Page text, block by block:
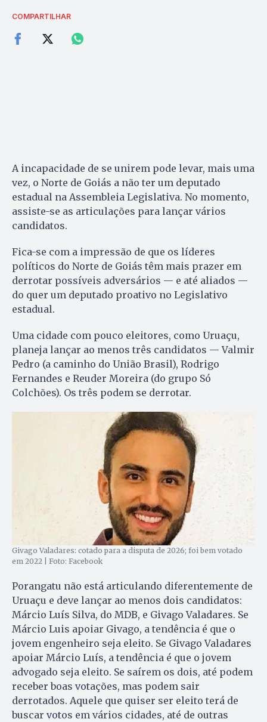
COMPARTILHAR
A incapacidade de se unirem pode levar, mais uma
vez, o Norte de Goiás a não ter um deputado
estadual na Assembleia Legislativa. No momento,
assiste-se as articulações para lançar vários
candidatos.
Fica-se com a impressão de que os líderes
políticos do Norte de Goiás têm mais prazer em
derrotar possíveis adversários — e até aliados —
do quer um deputado proativo no Legislativo
estadual.
Uma cidade com pouco eleitores, como Uruaçu,
planeja lançar ao menos três candidatos — Valmir
Pedro (a caminho do União Brasil), Rodrigo
Fernandes e Reuder Moreira (do grupo Só
Colchões). Os três podem se derrotar.
Givago Valadares: cotado para a disputa de 2026; foi bem votado
em 2022 | Foto: Facebook
Porangatu não está articulando diferentemente de
Uruaçu e deve lançar ao menos dois candidatos:
Márcio Luís Silva, do MDB, e Givago Valadares. Se
Márcio Luis apoiar Givago, a tendência é que o
jovem engenheiro seja eleito. Se Givago Valadares
apoiar Márcio Luís, a tendência é que o jovem
advogado seja eleito. Se saírem os dois, até podem
receber boas votações, mas podem sair
derrotados. Aquele que quiser ser eleito terá de
buscar votos em vários cidades, até de outras